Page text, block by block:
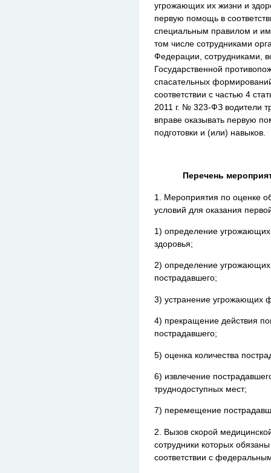
угрожающих их жизни и
первую помощь в
специальным правилом и
том числе сотрудниками
Федерации, сотрудниками,
Государственной
спасательных
соответствии с частью 4
2011 г. № 323-ФЗ водители
вправе оказывать первую
подготовки и (или) навыков.
Перечень
1. Мероприятия по оценке
условий для оказания
1) определение
здоровья;
2) определение
пострадавшего;
3) устранение угрожающих
4) прекращение действия
пострадавшего;
5) оценка количества
6) извлечение
труднодоступных мест;
7) перемещение
2. Вызов скорой
сотрудники которых
соответствии с